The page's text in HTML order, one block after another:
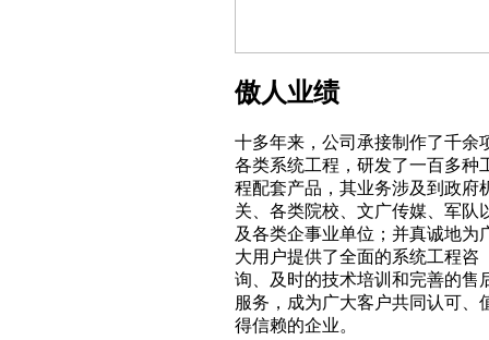
傲人业绩
十多年来，公司承接制作了千余
各类系统工程，研发了一百多种
程配套产品，其业务涉及到政府
关、各类院校、文广传媒、军队
及各类企事业单位；并真诚地为
大用户提供了全面的系统工程咨
询、及时的技术培训和完善的售
服务，成为广大客户共同认可、
得信赖的企业。